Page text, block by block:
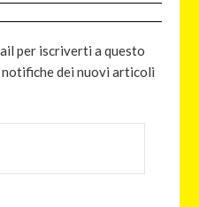
per iscriverti a questo
dei nuovi articoli